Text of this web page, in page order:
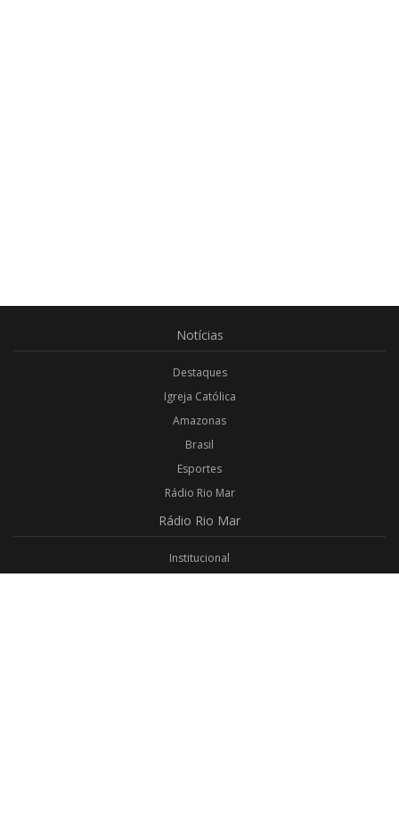
Notícias
Destaques
Igreja Católica
Amazonas
Brasil
Esportes
Rádio Rio Mar
Rádio Rio Mar
Institucional